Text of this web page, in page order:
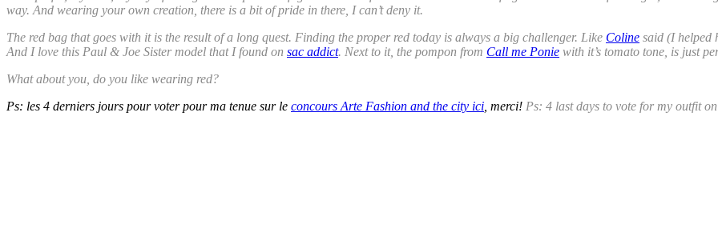
way. And wearing your own creation, there is a bit of pride in there, I can’t deny it.
The red bag that goes with it is the result of a long quest. Finding the proper red today is always a big challenger. Like Coline said (I helped
And I love this Paul & Joe Sister model that I found on sac addict. Next to it, the pompon from Call me Ponie with it’s tomato tone, is just
What about you, do you like wearing red?
Ps: les 4 derniers jours pour voter pour ma tenue sur le concours Arte Fashion and the city ici , merci! Ps: 4 last days to vote for my outfit